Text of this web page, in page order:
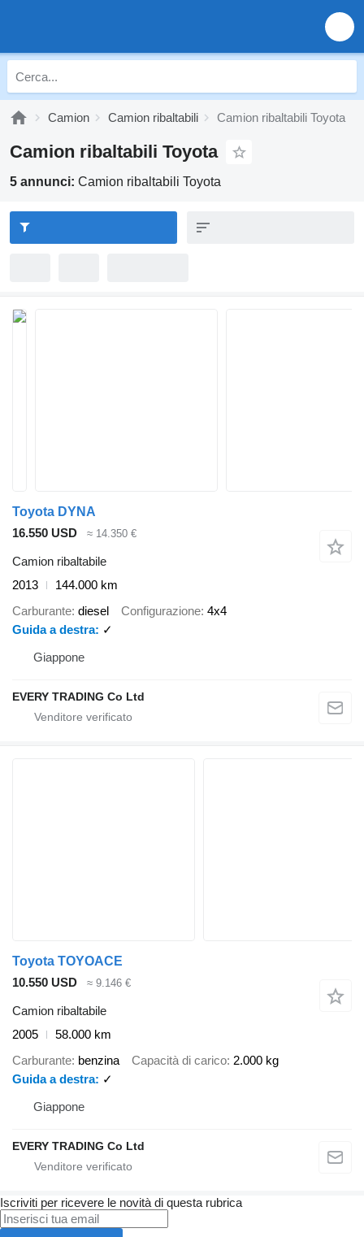
Camion Camion ribaltabili Camion ribaltabili Toyota
Camion ribaltabili Toyota
5 annunci: Camion ribaltabili Toyota
Toyota DYNA
16.550 USD
≈ 14.350 €
Camion ribaltabile
2013
144.000 km
Carburante diesel Configurazione 4x4
Guida a destra
✓
Giappone
EVERY TRADING Co Ltd
Toyota TOYOACE
10.550 USD
≈ 9.146 €
Camion ribaltabile
2005
58.000 km
Carburante benzina Capacità di carico 2.000 kg
Guida a destra
✓
Giappone
EVERY TRADING Co Ltd
Iscriviti per ricevere le novità di questa rubrica